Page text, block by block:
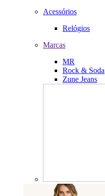
Acessórios
Relógios
Marcas
MR
Rock & Soda
Zune Jeans